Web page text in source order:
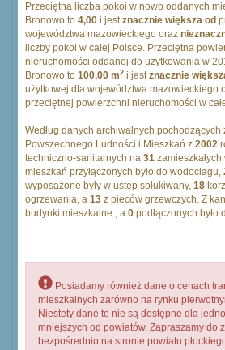
Przeciętna liczba pokoi w nowo oddanych
Bronowo to 4,00 i jestznacznie większa od
województwa mazowieckiego oraz
liczby pokoi w całej Polsce. Przeciętna
nieruchomości oddanej do użytkowania w
Bronowo to 100,00 m2 i jestznacznie
użytkowej dla województwa mazowieckiego
przeciętnej powierzchni nieruchomości w
Według danych archiwalnych
Powszechnego Ludności i Mieszkań z 2002
techniczno-sanitarnych na 31
mieszkań przyłączonych było do wodociągu,
wyposażone były w ustęp spłukiwany, 18
ogrzewania, a 13 z pieców grzewczych. Z
budynki mieszkalne , a 0 podłączonych
Posiadamy również dane o cenach
mieszkalnych zarówno na rynku
Niestety dane te nie są dostępne dla
mniejszych od powiatów. Zapraszamy do
bezpośrednio na stronie powiatu